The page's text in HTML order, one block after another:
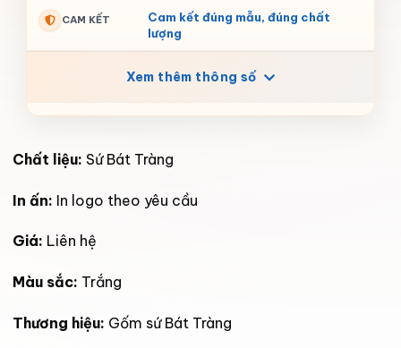
CAM KẾT
Cam kết đúng mẫu, đúng chất
lượng
Xem thêm thông số
Chất liệu: Sứ Bát Tràng
In ấn: In logo theo yêu cầu
Giá: Liên hệ
Màu sắc: Trắng
Thương hiệu: Gốm sứ Bát Tràng